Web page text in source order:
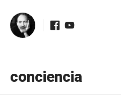
content
Facebook
Youtube
conciencia